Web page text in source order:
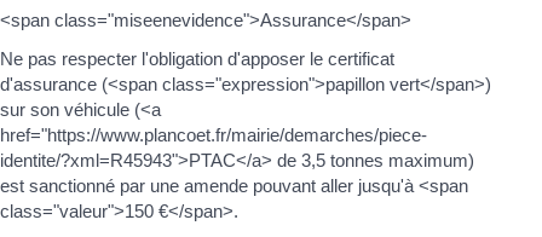
<span class="miseenevidence">Assurance</span>
Ne pas respecter l'obligation d'apposer le certificat
d'assurance (<span class="expression">papillon vert</span>)
sur son véhicule (<a
href="https://www.plancoet.fr/mairie/demarches/piece-
identite/?xml=R45943">PTAC</a> de 3,5 tonnes maximum)
est sanctionné par une amende pouvant aller jusqu'à <span
class="valeur">150 €</span>.